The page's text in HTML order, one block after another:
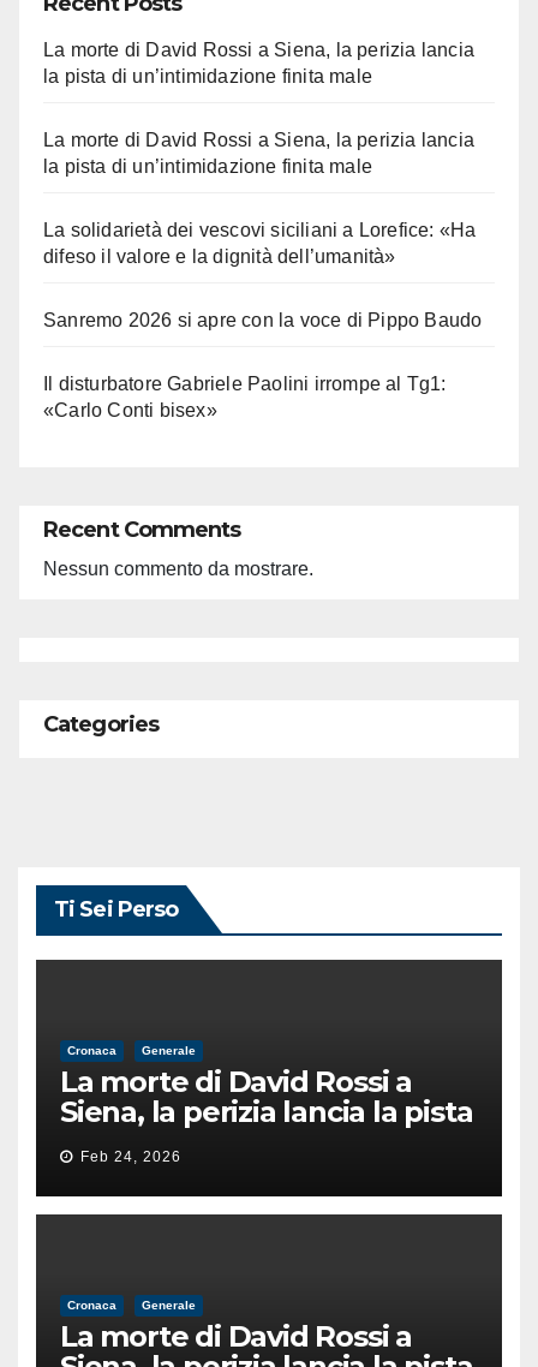
La morte di David Rossi a Siena, la perizia lancia
la pista di un’intimidazione finita male
La morte di David Rossi a Siena, la perizia lancia
la pista di un’intimidazione finita male
La solidarietà dei vescovi siciliani a Lorefice: «Ha
difeso il valore e la dignità dell’umanità»
Sanremo 2026 si apre con la voce di Pippo Baudo
Il disturbatore Gabriele Paolini irrompe al Tg1:
«Carlo Conti bisex»
Recent Comments
Nessun commento da mostrare.
Categories
Ti Sei Perso
Cronaca Generale
La morte di David Rossi a
Siena, la perizia lancia la pista
di un’intimidazione finita
male
Feb 24, 2026
Cronaca Generale
La morte di David Rossi a